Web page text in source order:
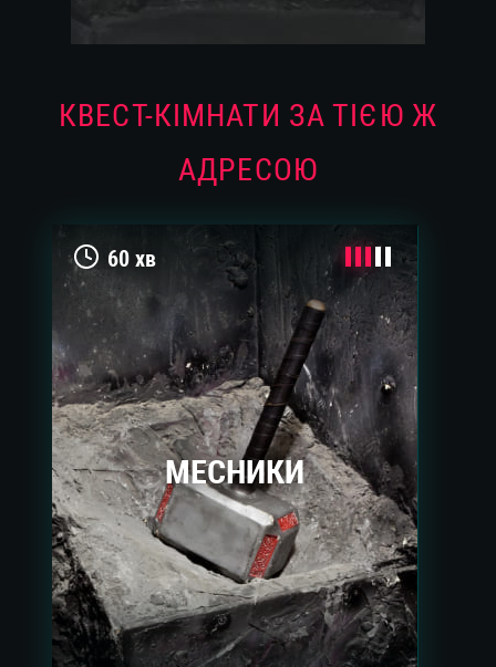
КВЕСТ-КІМНАТИ ЗА ТІЄЮ Ж
АДРЕСОЮ
60 хв
МЕСНИКИ